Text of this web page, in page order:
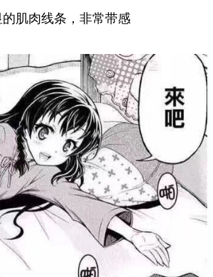
肌肉线条，非常带感